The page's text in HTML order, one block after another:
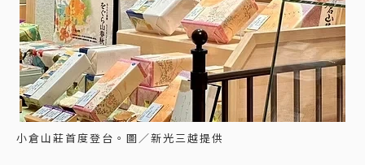
小倉山莊首度登台。圖／新光三越提供